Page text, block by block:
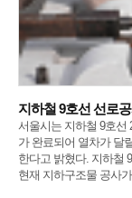
지하철 9호선 선로
서울시는 지하철 9호선
가 완료되어 열차가 달
한다고 밝혔다. 지하철
현재 지하구조물 공사